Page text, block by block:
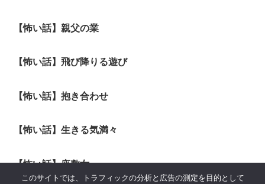
【怖い話】親父の業
【怖い話】飛び降りる遊び
【怖い話】抱き合わせ
【怖い話】生きる気満々
【怖い話】座敷女
このサイトでは、トラフィックの分析と広告の測定を目的として